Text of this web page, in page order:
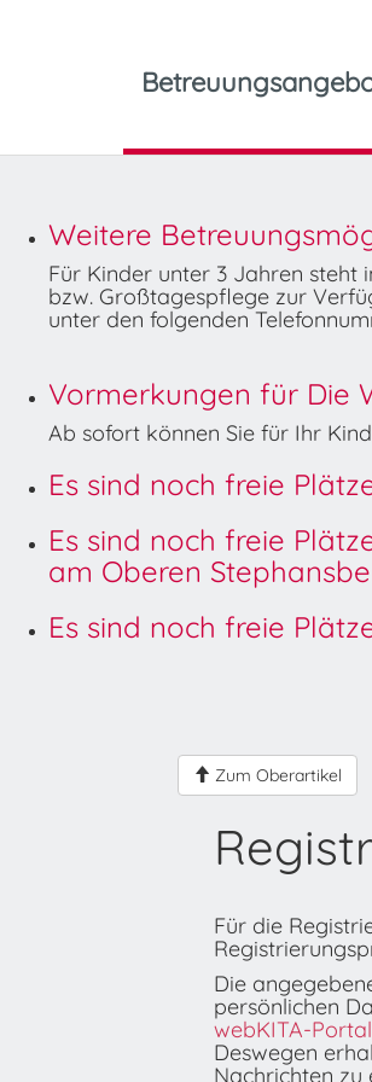
Weitere
Für Kinder unter 3 Jahren
bzw. Großtagespflege zur
unter den folgenden
Vormerkungen für Die
Ab sofort können Sie für Ihr
Es sind noch freie
Es sind noch freie
am Oberen
Es sind noch freie
Zum Oberartikel
Für die
Die
persönlichen
webKITA-
Deswegen
Nachrichten zu